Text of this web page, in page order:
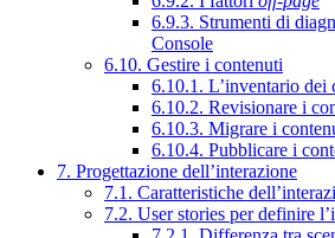
6.9.3. Strumenti di
Console
6.10. Gestire i contenuti
6.10.1. L’inventario dei
6.10.2. Revisionare i
6.10.3. Migrare i
6.10.4. Pubblicare i
7. Progettazione dell’interazione
7.1. Caratteristiche
7.2. User stories per definire